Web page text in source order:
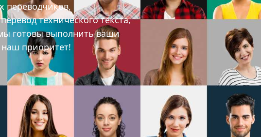
переводчиков,
технического текста,
готовы выполнить ваши
приоритет!